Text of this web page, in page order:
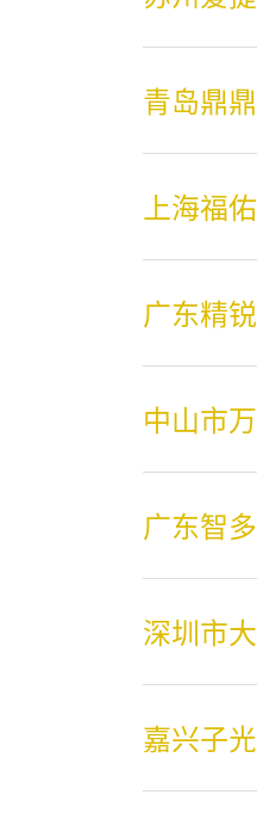
青岛鼎
上海福
广东精
中山市
广东智
深圳市
嘉兴子